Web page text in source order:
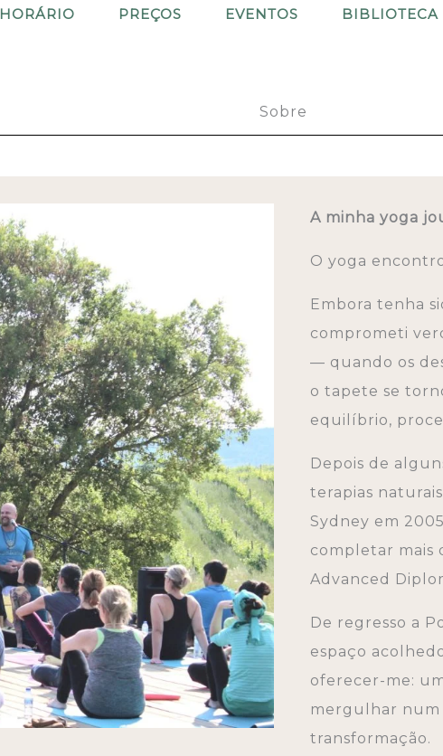
HORÁRIO PREÇOS EVENTOS
Sobre
A minha yoga
O yoga
Embora tenha
comprometi
— quando os
o tapete se
equilíbrio,
Depois de
terapias
Sydney em
completar mais
Advanced
De regresso a
espaço
oferecer-me:
mergulhar num
transformação.